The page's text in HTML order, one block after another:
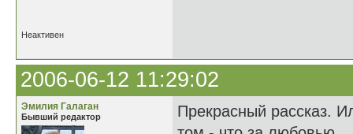
Неактивен
2006-06-12 11:29:02
Эмилия Галаган
Бывший редактор
Прекрасный рассказ.